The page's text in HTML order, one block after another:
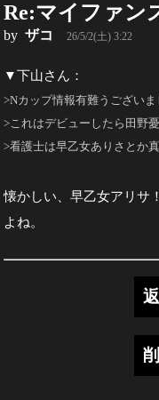
Re:マイファン
by ザコ 26/5/2(土) 3:22
▼下山さん：
>Nカップ情報有難うございま
>これはデビューしたら田野
>看護士は早乙女ありさとか
懐かしい、早乙女アリサ
よね。